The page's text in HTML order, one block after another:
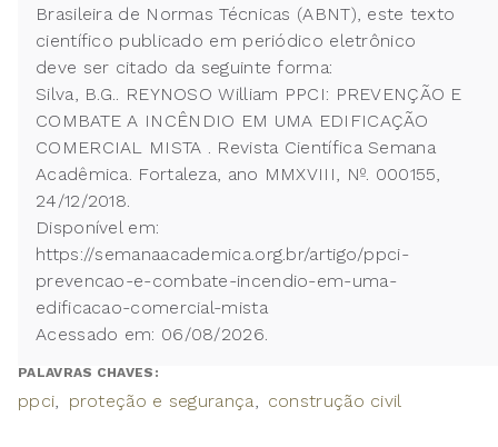
Brasileira de Normas Técnicas (ABNT), este texto
científico publicado em periódico eletrônico
deve ser citado da seguinte forma:
Silva, B.G.. REYNOSO William PPCI: PREVENÇÃO E
COMBATE A INCÊNDIO EM UMA EDIFICAÇÃO
COMERCIAL MISTA . Revista Científica Semana
Acadêmica. Fortaleza, ano MMXVIII, Nº. 000155,
24/12/2018.
Disponível em:
https://semanaacademica.org.br/artigo/ppci-
prevencao-e-combate-incendio-em-uma-
edificacao-comercial-mista
Acessado em: 06/08/2026.
PALAVRAS CHAVES:
ppci proteção e segurança construção civil